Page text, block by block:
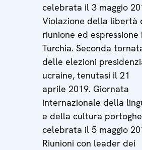
celebrata il 3 maggio
Violazione della libertà
riunione ed espressione
Turchia. Seconda
delle elezioni
ucraine, tenutasi il 21
aprile 2019. Giornata
internazionale della
e della cultura
celebrata il 5 maggio
Riunioni con leader dei